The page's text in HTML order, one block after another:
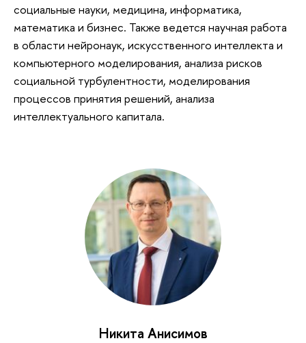
социальные науки, медицина, информатика,
математика и бизнес. Также ведется научная работа
в области нейронаук, искусственного интеллекта и
компьютерного моделирования, анализа рисков
социальной турбулентности, моделирования
процессов принятия решений, анализа
интеллектуального капитала.
Никита Анисимов